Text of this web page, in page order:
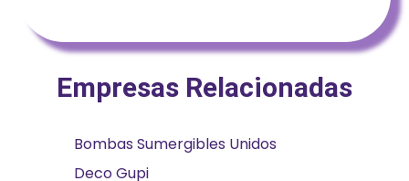
Empresas Relacionadas
Bombas Sumergibles Unidos
Deco Gupi